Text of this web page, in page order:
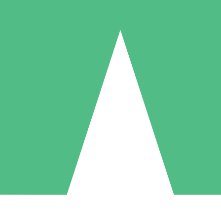
Packs de Crédits Individuels
à l'utilisation avec des crédits de téléchargement. Sans engagement
5 Téléchargements
US$